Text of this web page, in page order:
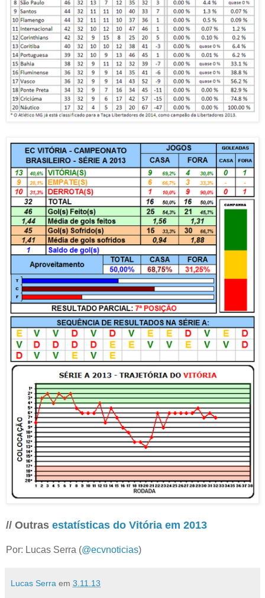
// Outras estatísticas do Vitória em 2013
Por: Lucas Serra (@ecvnoticias)
Lucas Serra em 3.11.13